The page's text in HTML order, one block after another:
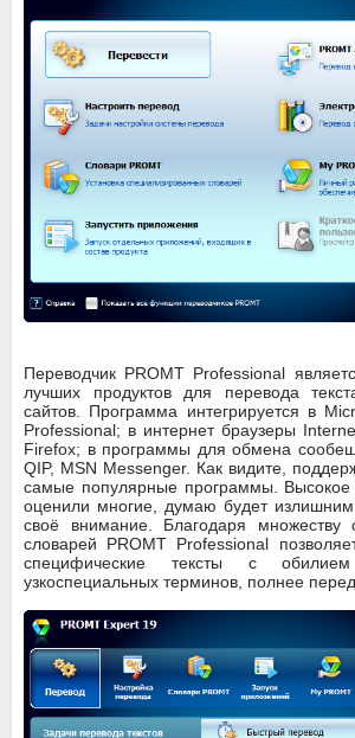
Переводчик PROMT Professional
лучших продуктов для перевода
сайтов. Программа интегрируется в
Professional; в интернет браузеры
Firefox; в программы для обмена
QIP, MSN Messenger. Как видите,
самые популярные программы. Высокое
оценили многие, думаю будет излишним
своё внимание. Благодаря множеству
словарей PROMT Professional
специфические тексты с
узкоспециальных терминов, полнее